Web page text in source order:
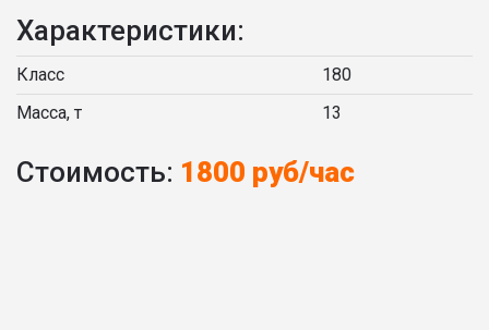
Характеристики:
Класс
180
Масса, т
13
Стоимость: 1800 руб/час